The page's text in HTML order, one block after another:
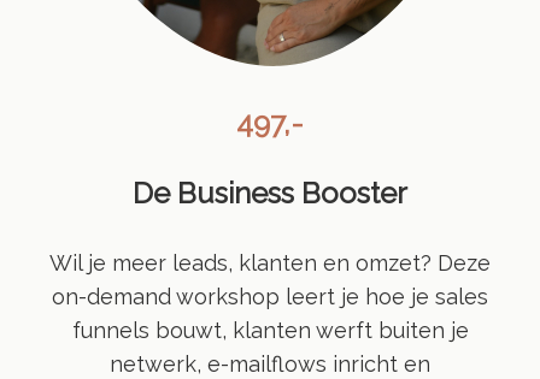
497,-
DeBusiness Booster
Wil je meer leads, klanten en omzet? Deze
on-demand workshop leert je hoe je sales
funnels bouwt, klanten werft buiten je
netwerk, e-mailflows inricht en